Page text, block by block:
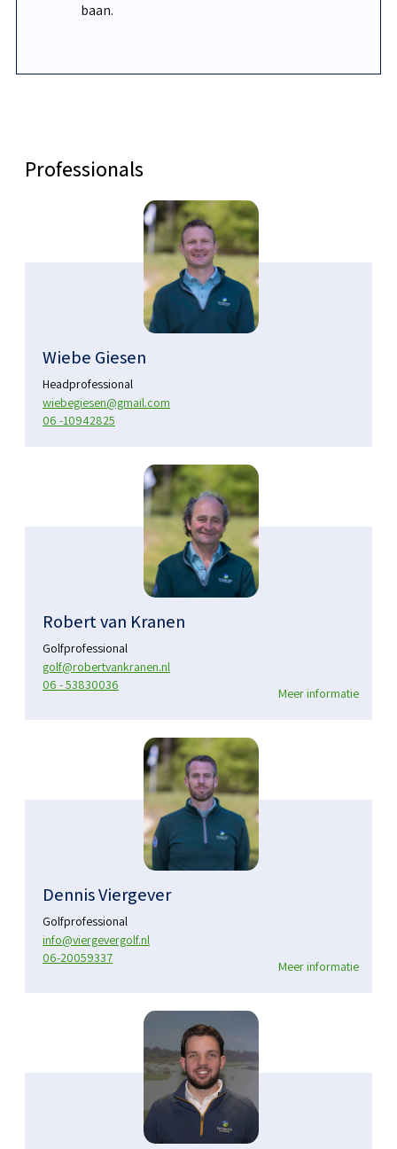
baan.
Professionals
Wiebe Giesen
Headprofessional
wiebegiesen@gmail.com
06 -10942825
Robert van Kranen
Golfprofessional
golf@robertvankranen.nl
06 - 53830036
Meer informatie
Dennis Viergever
Golfprofessional
info@viergevergolf.nl
06-20059337
Meer informatie